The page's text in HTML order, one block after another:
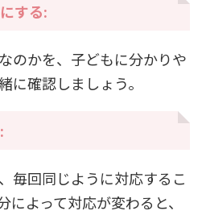
する:
のかを、子どもに分かりや
に確認しましょう。
毎回同じように対応するこ
によって対応が変わると、